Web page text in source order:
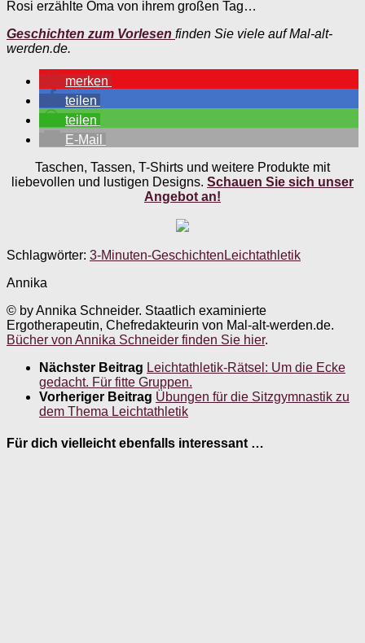
Rosi erzählte Oma von ihrem großen Tag…
Geschichten zum Vorlesen finden Sie viele auf Mal-alt-
werden.de.
merken
teilen
teilen
E-Mail
Taschen, Tassen, T-Shirts und weitere Produkte mit
liebevollen und lustigen Designs. Schauen Sie sich unser
Angebot an!
Schlagwörter: 3-Minuten-Geschichten Leichtathletik
Annika
© by Annika Schneider. Staatlich examinierte
Ergotherapeutin, Chefredakteurin von Mal-alt-werden.de.
Bücher von Annika Schneider finden Sie hier.
Nächster Beitrag Leichtathletik-Rätsel: Um die Ecke
gedacht. Für fitte Gruppen.
Vorheriger Beitrag Übungen für die Sitzgymnastik zu
dem Thema Leichtathletik
Für dich vielleicht ebenfalls interessant …